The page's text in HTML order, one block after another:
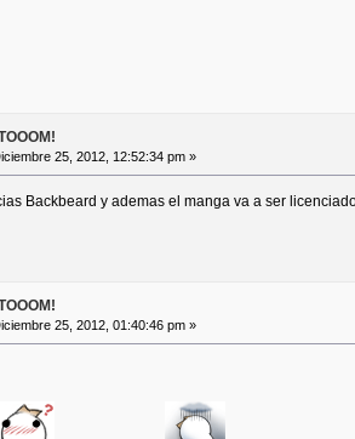
25, 2012, 12:52:34 pm »
Backbeard y ademas el manga va a ser
25, 2012, 01:40:46 pm »